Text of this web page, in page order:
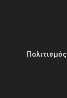
Πολιτισμός